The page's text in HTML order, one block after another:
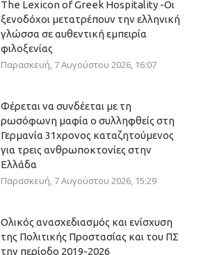
The Lexicon of Greek Hospitality -Οι
ξενοδόχοι μετατρέπουν την ελληνική
γλώσσα σε αυθεντική εμπειρία
φιλοξενίας
Παρασκευή, 7 Αυγούστου 2026, 16:07
Φέρεται να συνδέεται με τη
ρωσόφωνη μαφία ο συλληφθείς στη
Γερμανία 31χρονος καταζητούμενος
για τρεις ανθρωποκτονίες στην
Ελλάδα
Παρασκευή, 7 Αυγούστου 2026, 15:29
Ολικός ανασχεδιασμός και ενίσχυση
της Πολιτικής Προστασίας και του ΠΣ
την περίοδο 2019-2026